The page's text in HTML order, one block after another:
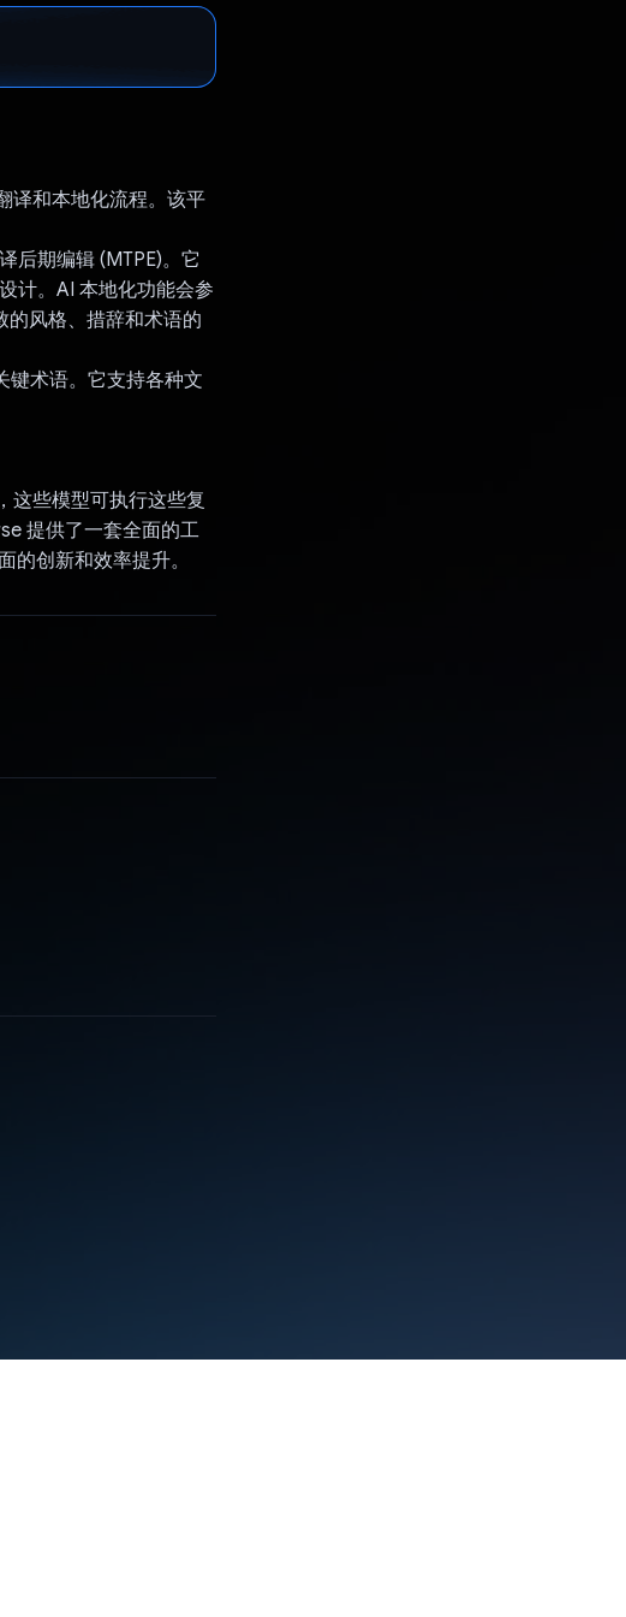
译和本地化流程。该平
后期编辑 (MTPE)。它
计。AI 本地化功能会参
的风格、措辞和术语的
键术语。它支持各种文
这些模型可执行这些复
提供了一套全面的工
创新和效率提升。